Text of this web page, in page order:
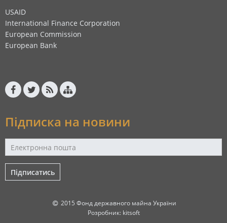
USAID
International Finance Corporation
European Commission
European Bank
Підписка на новини
Підписатись
2015 Фонд державного майна України
Розробник: kitsoft